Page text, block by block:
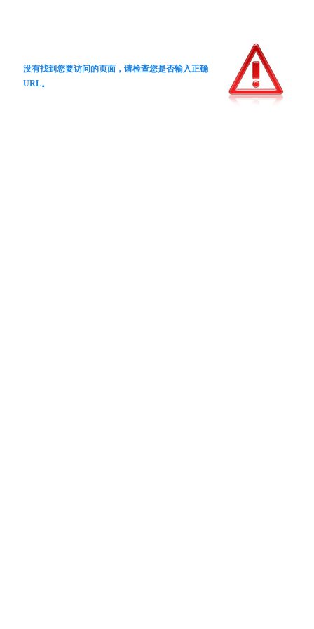
没有找到您要访问的页面，请检查您是否输入正确
URL。